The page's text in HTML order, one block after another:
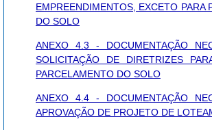
EMPREENDIMENTOS, EXCETO PARA
DO SOLO
ANEXO 4.3 - DOCUMENTAÇÃO
SOLICITAÇÃO DE DIRETRIZES
PARCELAMENTO DO SOLO
ANEXO 4.4 - DOCUMENTAÇÃO
APROVAÇÃO DE PROJETO DE